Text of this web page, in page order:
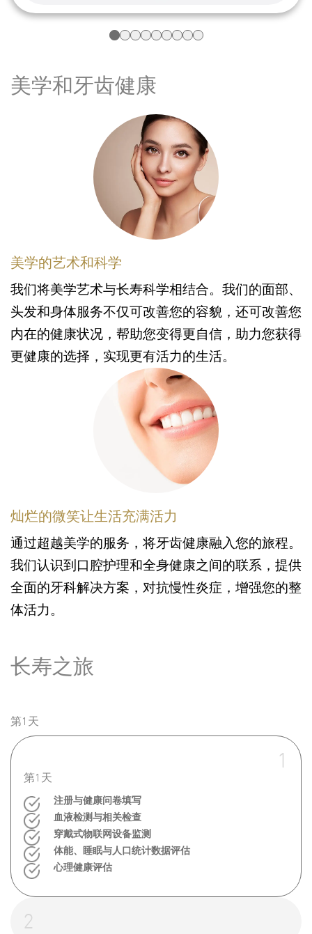
美学和牙齿健康
美学的艺术和科学
我们将美学艺术与长寿科学相结合。我们的面部、
头发和身体服务不仅可改善您的容貌，还可改善您
内在的健康状况，帮助您变得更自信，助力您获得
更健康的选择，实现更有活力的生活。
灿烂的微笑让生活充满活力
通过超越美学的服务，将牙齿健康融入您的旅程。
我们认识到口腔护理和全身健康之间的联系，提供
全面的牙科解决方案，对抗慢性炎症，增强您的整
体活力。
长寿之旅
第1天​
1
第1天​
注册与健康问卷填写​
血液检测与相关检查​
穿戴式物联网设备监测​
体能、睡眠与人口统计数据评估​
心理健康评估
2